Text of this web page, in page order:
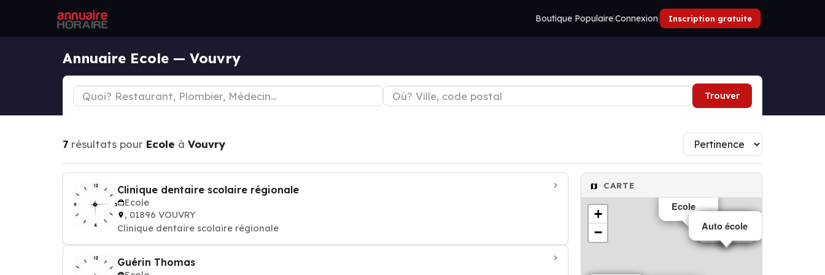
Boutique Populaire|Connexion| Inscription gratuite |
Annuaire Ecole — Vouvry
Trouver
7 résultats pour Ecole à Vouvry
Clinique dentaire scolaire régionale
Ecole
, 01896 VOUVRY
Clinique dentaire scolaire régionale
Guérin Thomas
CARTE
Ecole
Ecole
Ecole
Auto école
+
−